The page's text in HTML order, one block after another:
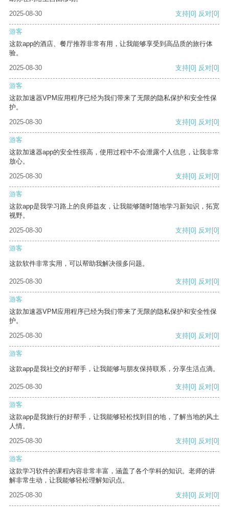
2025-08-30
支持[0] 反对[0]
游客
这款app的酒店、餐厅推荐非常有用，让我能够享受到高品质的旅行体
验。
2025-08-30
支持[0] 反对[0]
游客
这款加速器VPM应用程序已经为我们带来了无限的隐私保护和安全性保
护。
2025-08-30
支持[0] 反对[0]
游客
这款加速器app的安全性很高，使用过程中不会泄露个人信息，让我非常
放心。
2025-08-30
支持[0] 反对[0]
游客
这款app是我学习路上的良师益友，让我能够随时随地学习新知识，拓宽
视野。
2025-08-30
支持[0] 反对[0]
游客
这款软件非常实用，可以帮助我解决很多问题。
2025-08-30 支持[0] 反对[0]
游客
这款加速器VPM应用程序已经为我们带来了无限的隐私保护和安全性保
护。
2025-08-30
支持[0] 反对[0]
游客
这款app是我社交的好帮手，让我能够与朋友保持联系，分享生活点滴。
2025-08-30 支持[0] 反对[0]
游客
这款app是我旅行的好帮手，让我能够轻松找到目的地，了解当地的风土
人情。
2025-08-30
支持[0] 反对[0]
游客
这款学习软件的课程内容非常丰富，涵盖了各个学科的知识。老师的讲
解非常生动，让我能够轻松理解知识点。
2025-08-30
支持[0] 反对[0]